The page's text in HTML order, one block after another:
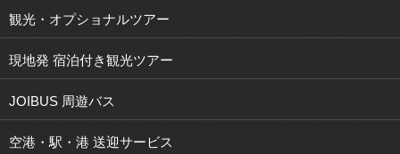
観光・オプショナルツアー
現地発 宿泊付き観光ツアー
JOIBUS 周遊バス
空港・駅・港 送迎サービス